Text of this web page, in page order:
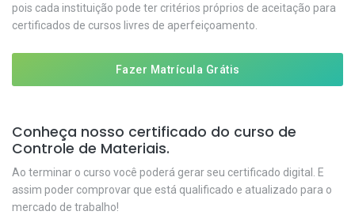
pois cada instituição pode ter critérios próprios de aceitação para
certificados de cursos livres de aperfeiçoamento.
Fazer Matrícula Grátis
Conheça nosso certificado do curso de
Controle de Materiais.
Ao terminar o curso você poderá gerar seu certificado digital. E
assim poder comprovar que está qualificado e atualizado para o
mercado de trabalho!